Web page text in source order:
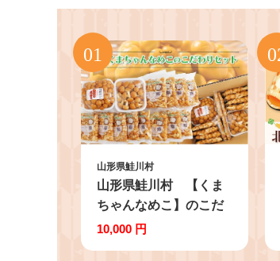
山形県鮭川村
山形県鮭川村 【くま
ちゃんなめこ】のこだ
わりセット
10,000 円